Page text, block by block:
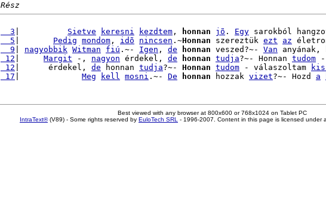
Rész
  3
Sietve keresni kezdtem , honnan jõ . Egy sarokból
  5
Pedig mondom , idõ nincsen .~Honnan szereztük ezt az
  9
nagyobbik Witman fiú .~- Igen , de honnan veszed?~- Van anyának,
12 Margit -, nagyon érdekel, de honnan tudja?~- Honnan tudom -
12 |      érdekel, de honnan tudja?~- Honnan tudom - válaszoltam
17 Meg kell mosni .~- De honnan hozzak vizet?~- Hozd a
Best viewed with any browser at 800x600 or 768x1024 on Tablet PC
IntraText®(V89) - Some rights reserved by EuloTech SRL - 1996-2007. Content in this page is licensed under a